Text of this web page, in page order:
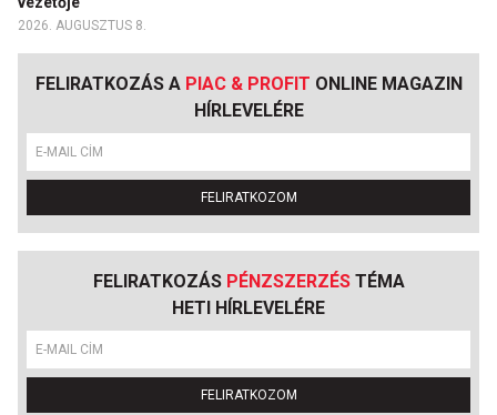
2026. AUGUSZTUS 8.
FELIRATKOZÁS A PIAC & PROFIT ONLINE MAGAZIN
HÍRLEVELÉRE
FELIRATKOZOM
FELIRATKOZÁS PÉNZSZERZÉSTÉMA
HETI HÍRLEVELÉRE
FELIRATKOZOM